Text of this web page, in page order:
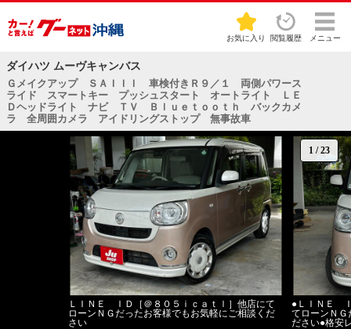
お気に入り 閲覧履歴 メニュー
ダイハツ ムーヴキャンバス
Ｇメイクアップ ＳＡＩＩＩ 車検付きＲ９／１ 両側パワース
ライド スマートキー プッシュスタート オートライト ＬＥ
Ｄヘッドライト ナビ ＴＶ Ｂｌｕｅｔｏｏｔｈ バックカメ
ラ 全周囲カメラ アイドリングストップ 無事故車
1 /23
ＬＩＮＥ ＩＤ［＠８０５ｉｃａｔｌ］他店にて
ローンＮＧだったお客様でもお気軽にご相談くだ
さい
●ＬＩＮＥ
てローンＮＧ
ださい●格安